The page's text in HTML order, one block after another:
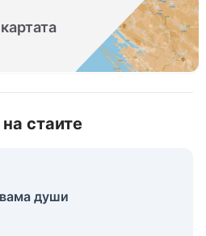
стаите
души